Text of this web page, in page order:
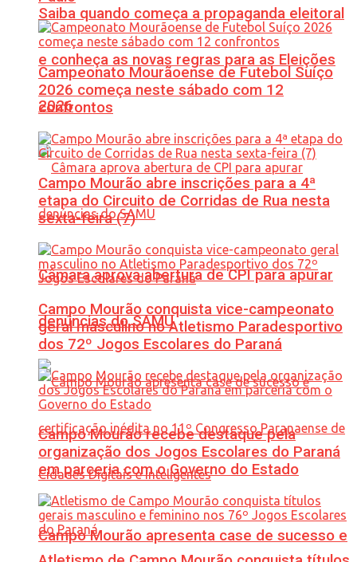
Saiba quando começa a propaganda eleitoral
e conheça as novas regras para as Eleições
2026
Câmara aprova abertura de CPI para apurar
denúncias do SAMU
Campo Mourão apresenta case de sucesso e
Campeonato Mourãoense de Futebol Suíço
2026 começa neste sábado com 12
confrontos
Campo Mourão abre inscrições para a 4ª
etapa do Circuito de Corridas de Rua nesta
sexta-feira (7)
Campo Mourão conquista vice-campeonato
geral masculino no Atletismo Paradesportivo
dos 72º Jogos Escolares do Paraná
Campo Mourão recebe destaque pela
organização dos Jogos Escolares do Paraná
em parceria com o Governo do Estado